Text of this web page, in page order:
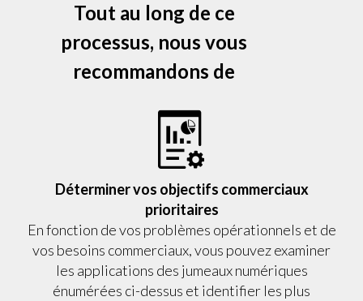
Tout au long de ce
processus, nous vous
recommandons de
Déterminer vos objectifs commerciaux
prioritaires
En fonction de vos problèmes opérationnels et de
vos besoins commerciaux, vous pouvez examiner
les applications des jumeaux numériques
énumérées ci-dessus et identifier les plus